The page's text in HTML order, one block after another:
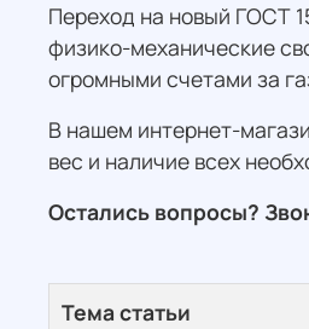
Переход на новый ГОСТ
физико-механические
огромными счетами за
В нашем интернет-
вес и наличие всех
Остались вопросы?
Тема статьи